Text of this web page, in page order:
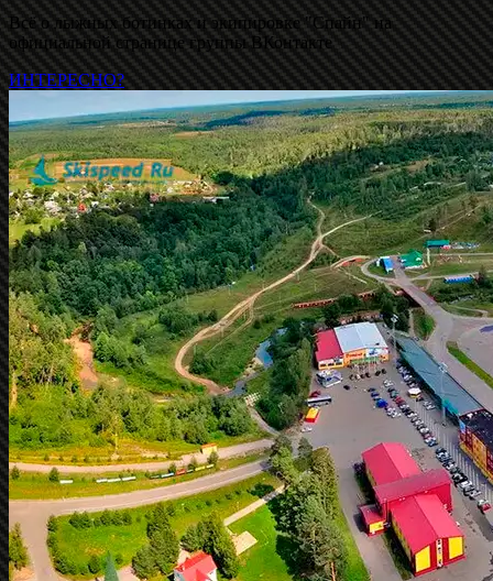
Всё о лыжных ботинках и экипировке "Спайн" на
официальной странице группы ВКонтакте
ИНТЕРЕСНО?